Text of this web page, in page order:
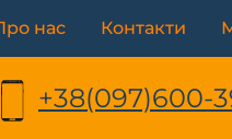
нас Контакти
+38(097)600-